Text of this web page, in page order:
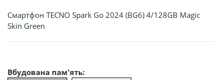
Смартфон TECNO Spark Go 2024 (BG6) 4/128GB Magic
Skin Green
Вбудована пам'ять: